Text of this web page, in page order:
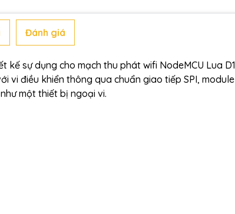
Đánh giá
kế sự dụng cho mạch thu phát wifi NodeMCU Lua D1
vi điều khiển thông qua chuẩn giao tiếp SPI, module
một thiết bị ngoại vi.